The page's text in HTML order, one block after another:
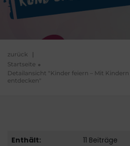
zurück |
Startseite
Detailansicht "Kinder feiern – Mit
entdecken"
Enthält:
11 Beiträge